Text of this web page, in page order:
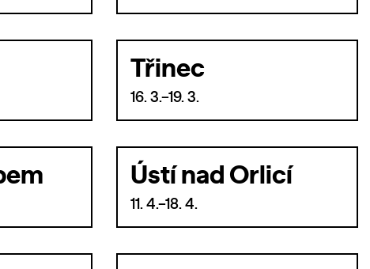
Třinec
16. 3.–19. 3.
Ústí nad Orlicí
11. 4.–18. 4.